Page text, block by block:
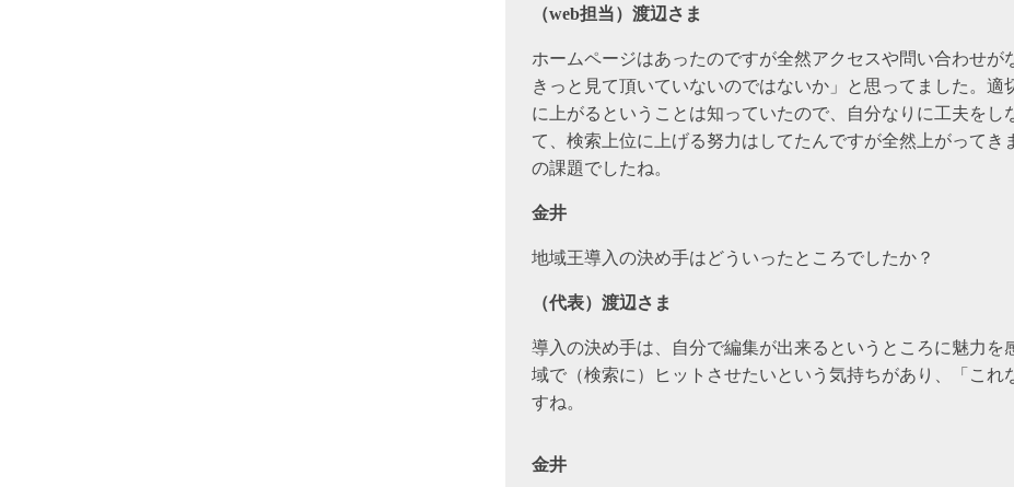
（web担当）渡辺さま
ホームページはあったのですが全然アクセスや問い合わせが
きっと見て頂いていないのではないか」と思ってました。適
に上がるということは知っていたので、自分なりに工夫をし
て、検索上位に上げる努力はしてたんですが全然上がってき
の課題でしたね。
金井
地域王導入の決め手はどういったところでしたか？
（代表）渡辺さま
導入の決め手は、自分で編集が出来るというところに魅力を
域で（検索に）ヒットさせたいという気持ちがあり、「これ
すね。
金井